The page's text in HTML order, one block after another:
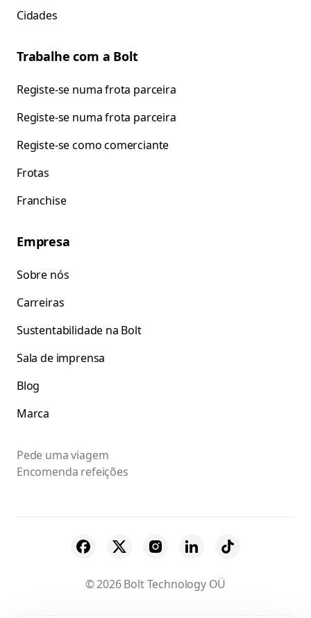
Cidades
Trabalhe com a Bolt
Registe-se numa frota parceira
Registe-se numa frota parceira
Registe-se como comerciante
Frotas
Franchise
Empresa
Sobre nós
Carreiras
Sustentabilidade na Bolt
Sala de imprensa
Blog
Marca
Pede uma viagem
Encomenda refeições
© 2026 Bolt Technology OÜ